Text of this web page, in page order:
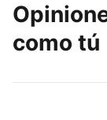
como tú